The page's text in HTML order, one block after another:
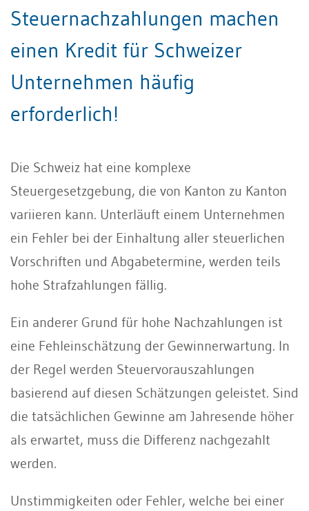
Steuernachzahlungen machen
einen Kredit für Schweizer
Unternehmen häufig
erforderlich!
Die Schweiz hat eine komplexe
Steuergesetzgebung, die von Kanton zu Kanton
variieren kann. Unterläuft einem Unternehmen
ein Fehler bei der Einhaltung aller steuerlichen
Vorschriften und Abgabetermine, werden teils
hohe Strafzahlungen fällig.
Ein anderer Grund für hohe Nachzahlungen ist
eine Fehleinschätzung der Gewinnerwartung. In
der Regel werden Steuervorauszahlungen
basierend auf diesen Schätzungen geleistet. Sind
die tatsächlichen Gewinne am Jahresende höher
als erwartet, muss die Differenz nachgezahlt
werden.
Unstimmigkeiten oder Fehler, welche bei einer